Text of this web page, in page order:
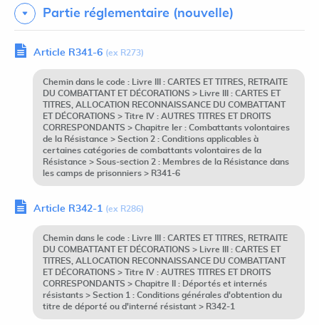
Partie réglementaire (nouvelle)
Article R341-6 (ex R273)
Chemin dans le code : Livre III : CARTES ET TITRES, RETRAITE
DU COMBATTANT ET DÉCORATIONS > Livre III : CARTES ET
TITRES, ALLOCATION RECONNAISSANCE DU COMBATTANT
ET DÉCORATIONS > Titre IV : AUTRES TITRES ET DROITS
CORRESPONDANTS > Chapitre Ier : Combattants volontaires
de la Résistance > Section 2 : Conditions applicables à
certaines catégories de combattants volontaires de la
Résistance > Sous-section 2 : Membres de la Résistance dans
les camps de prisonniers > R341-6
Article R342-1 (ex R286)
Chemin dans le code : Livre III : CARTES ET TITRES, RETRAITE
DU COMBATTANT ET DÉCORATIONS > Livre III : CARTES ET
TITRES, ALLOCATION RECONNAISSANCE DU COMBATTANT
ET DÉCORATIONS > Titre IV : AUTRES TITRES ET DROITS
CORRESPONDANTS > Chapitre II : Déportés et internés
résistants > Section 1 : Conditions générales d'obtention du
titre de déporté ou d'interné résistant > R342-1